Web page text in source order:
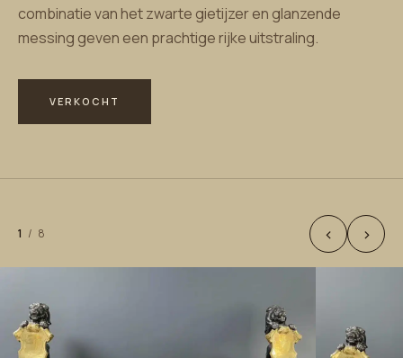
combinatie van het zwarte gietijzer en glanzende
messing geven een prachtige rijke uitstraling.
VERKOCHT
1 / 8 ‹ ›